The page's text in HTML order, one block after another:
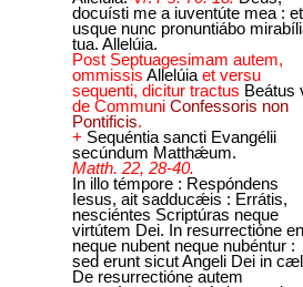
docuísti me a iuventúte mea : et
usque nunc pronuntiábo
tua. Allelúia.
Post Septuagesimam autem,
ommissis Allelúia et versu
sequenti, dicitur tractus Beátus
de Communi Confessoris non
Pontificis.
+ Sequéntia sancti Evangélii
secúndum Matthǽum.
Matth. 22, 28-40.
In illo témpore : Respóndens
Iesus, ait sadducǽis : Errátis,
nesciéntes Scriptúras neque
virtútem Dei. In resurrectióne
neque nubent neque nubéntur :
sed erunt sicut Angeli Dei in
De resurrectióne autem